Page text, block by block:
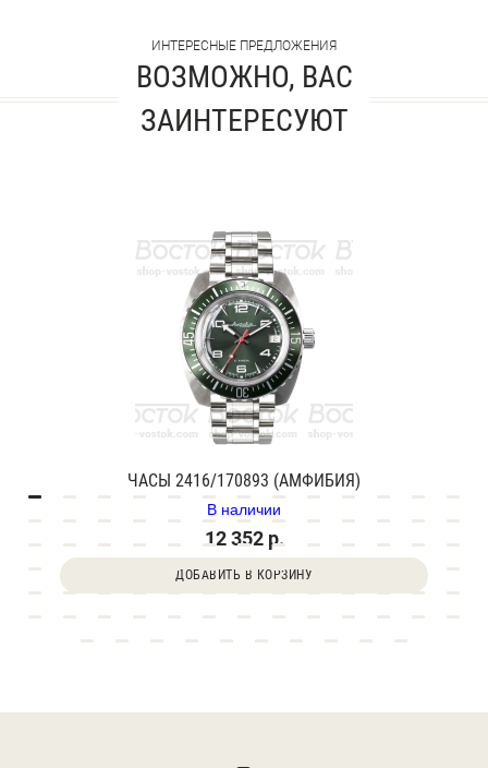
ИНТЕРЕСНЫЕ ПРЕДЛОЖЕНИЯ
ВОЗМОЖНО, ВАС
ЗАИНТЕРЕСУЮТ
ЧАСЫ 2416/170893 (АМФИБИЯ)
В наличии
12 352 р.
ДОБАВИТЬ В КОРЗИНУ